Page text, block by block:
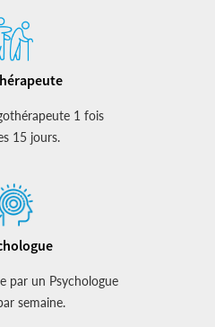
1 fois
15 jours.
par un Psychologue
semaine.